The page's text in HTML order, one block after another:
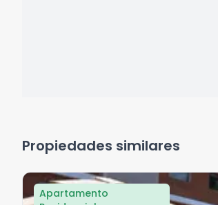
Propiedades similares
Apartamento